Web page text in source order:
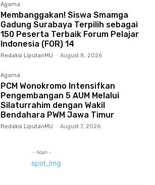
Agama
Membanggakan! Siswa Smamga
Gadung Surabaya Terpilih sebagai
150 Peserta Terbaik Forum Pelajar
Indonesia (FOR) 14
Redaksi LiputanMU - August 8, 2026
Agama
PCM Wonokromo Intensifkan
Pengembangan 5 AUM Melalui
Silaturrahim dengan Wakil
Bendahara PWM Jawa Timur
Redaksi LiputanMU - August 7, 2026
- Iklan -